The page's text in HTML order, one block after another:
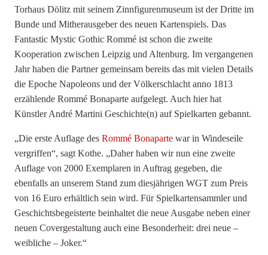
Torhaus Dölitz mit seinem Zinnfigurenmuseum ist der Dritte im
Bunde und Mitherausgeber des neuen Kartenspiels. Das
Fantastic Mystic Gothic Rommé ist schon die zweite
Kooperation zwischen Leipzig und Altenburg. Im vergangenen
Jahr haben die Partner gemeinsam bereits das mit vielen Details
die Epoche Napoleons und der Völkerschlacht anno 1813
erzählende Rommé Bonaparte aufgelegt. Auch hier hat
Künstler André Martini Geschichte(n) auf Spielkarten gebannt.
„Die erste Auflage des Rommé Bonaparte war in Windeseile
vergriffen“, sagt Kothe. „Daher haben wir nun eine zweite
Auflage von 2000 Exemplaren in Auftrag gegeben, die
ebenfalls an unserem Stand zum diesjährigen WGT zum Preis
von 16 Euro erhältlich sein wird. Für Spielkartensammler und
Geschichtsbegeisterte beinhaltet die neue Ausgabe neben einer
neuen Covergestaltung auch eine Besonderheit: drei neue –
weibliche – Joker.“